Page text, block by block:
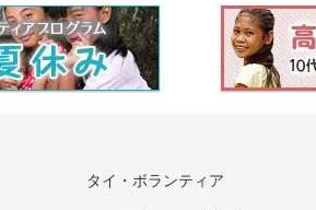
タイ・ボランティア